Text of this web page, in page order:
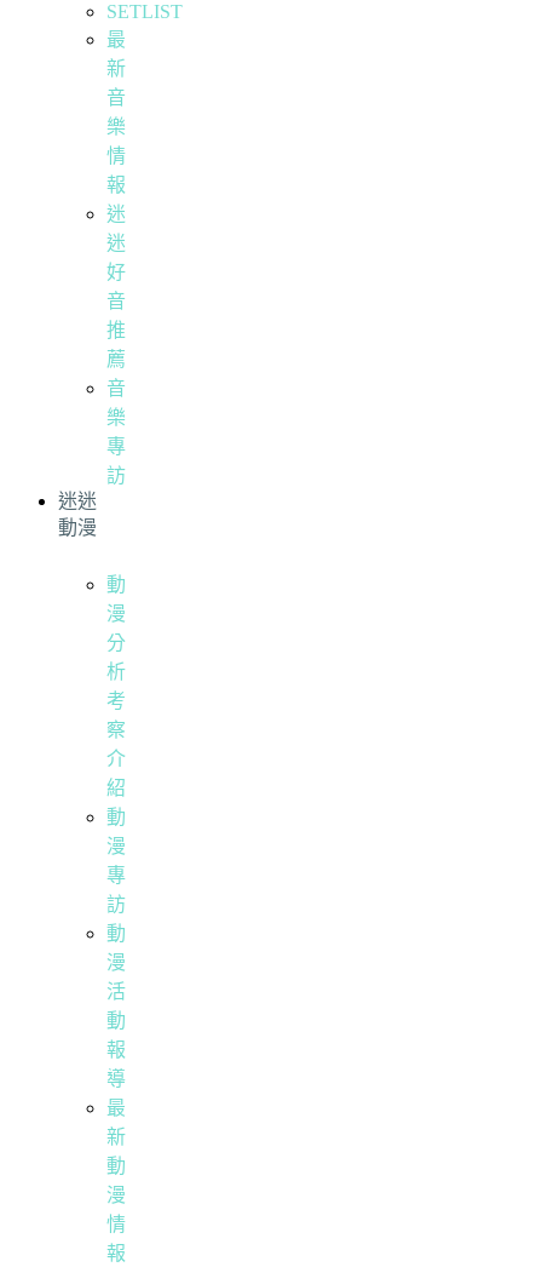
SETLIST
最
新
音
樂
情
報
迷
迷
好
音
推
薦
音
樂
專
訪
迷迷
動漫
動
漫
分
析
考
察
介
紹
動
漫
專
訪
動
漫
活
動
報
導
最
新
動
漫
情
報